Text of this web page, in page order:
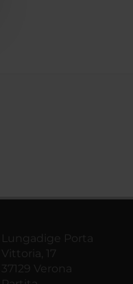
Lungadige Porta
Vittoria, 17
37129 Verona